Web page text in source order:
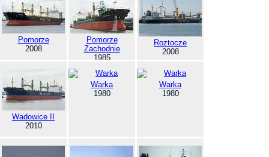
Pomorze
2008
Pomorze
Zachodnie
1985
Roztocze
2008
Wadowice II
2010
Warka
1980
Warka
1980